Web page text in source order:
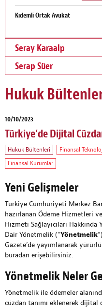
Kıdemli Ortak Avukat
Seray Karaalp
Serap Süer
Hukuk
10/10/2023
Türkiye’de Dijital
Hukuk Bültenleri Finansal
Finansal Kurumlar
Yeni Gelişmeler
Türkiye Cumhuriyeti Merkez
hazırlanan Ödeme Hizmetleri
Hizmeti Sağlayıcıları
Dair Yönetmelik (“Yönetmelik
Gazete’de yayımlanarak
buradan erişebilirsiniz.
Yönetmelik Neler
Yönetmelik ile ödemeler
cüzdan tanımı eklenerek